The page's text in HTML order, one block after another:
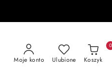
Moje konto Ulubione Koszyk
0